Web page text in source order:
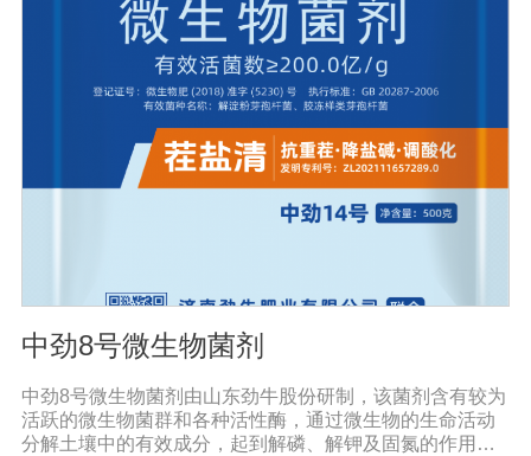
进植物对磷、钾、硅等营养元素的利用；增产30%-50%；
提早成熟，最终达到增产增收的目的。且持效期较长，对
环境友好，对生态没有破坏性，符合我国农业可持续发展
的要求，是生产绿色食品作物的首选产品。
中劲8号微生物菌剂
中劲8号微生物菌剂由山东劲牛股份研制，该菌剂含有较为
活跃的微生物菌群和各种活性酶，通过微生物的生命活动
分解土壤中的有效成分，起到解磷、解钾及固氮的作用，